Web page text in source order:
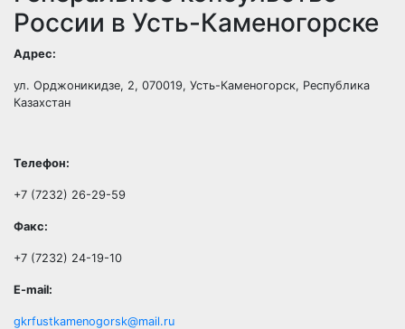
России в Усть-Каменогорске
Адрес:
ул. Орджоникидзе, 2, 070019, Усть-Каменогорск, Республика
Казахстан
Телефон:
+7 (7232) 26-29-59
Факс:
+7 (7232) 24-19-10
E-mail:
gkrfustkamenogorsk@mail.ru